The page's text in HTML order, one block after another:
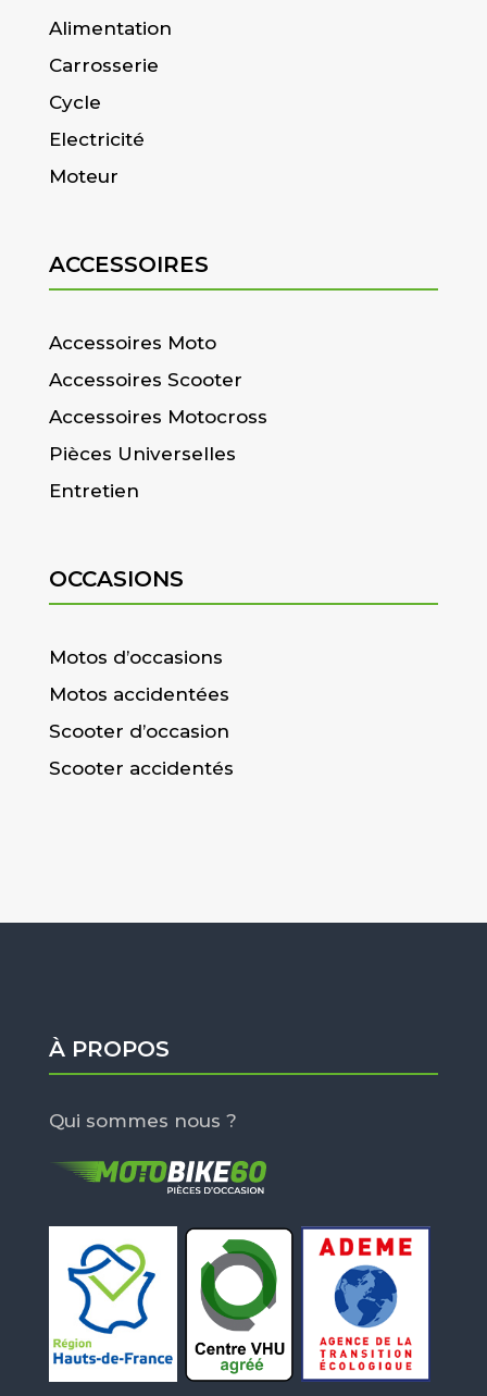
Alimentation
Carrosserie
Cycle
Electricité
Moteur
ACCESSOIRES
Accessoires Moto
Accessoires Scooter
Accessoires Motocross
Pièces Universelles
Entretien
OCCASIONS
Motos d’occasions
Motos accidentées
Scooter d’occasion
Scooter accidentés
À PROPOS
Qui sommes nous ?